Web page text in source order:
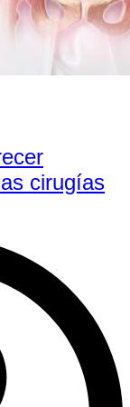
cirugías